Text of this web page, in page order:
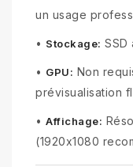
un usage
• Stockage: SSD
• GPU: Non
prévisualisation
• Affichage:
(1920x1080